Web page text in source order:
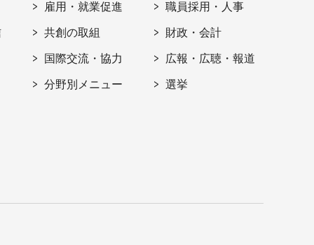
雇用・就業促進
共創の取組
国際交流・協力
分野別メニュー
職員採用・人事
財政・会計
広報・広聴・報道
選挙